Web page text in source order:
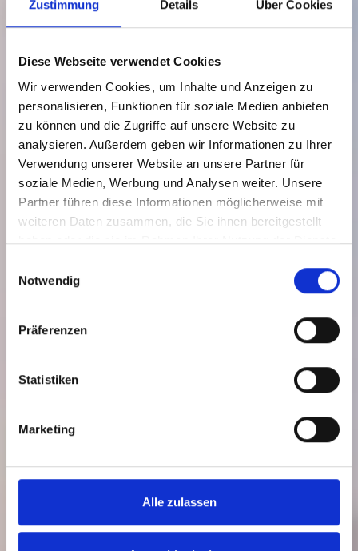
Zustimmung Details Über Cookies
Diese Webseite verwendet Cookies
Wir verwenden Cookies, um Inhalte und Anzeigen zu
personalisieren, Funktionen für soziale Medien anbieten
zu können und die Zugriffe auf unsere Website zu
analysieren. Außerdem geben wir Informationen zu Ihrer
Verwendung unserer Website an unsere Partner für
soziale Medien, Werbung und Analysen weiter. Unsere
Partner führen diese Informationen möglicherweise mit
weiteren Daten zusammen, die Sie ihnen bereitgestellt
haben oder die sie im Rahmen Ihrer Nutzung der Dienste
Notwendig
Präferenzen
Statistiken
Marketing
Alle zulassen